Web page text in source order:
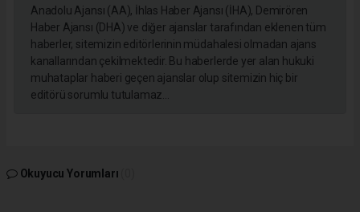
Anadolu Ajansı (AA), İhlas Haber Ajansı (İHA), Demirören
Haber Ajansı (DHA) ve diğer ajanslar tarafından eklenen tüm
haberler, sitemizin editörlerinin müdahalesi olmadan ajans
kanallarından çekilmektedir. Bu haberlerde yer alan hukuki
muhataplar haberi geçen ajanslar olup sitemizin hiç bir
editörü sorumlu tutulamaz...
Okuyucu Yorumları